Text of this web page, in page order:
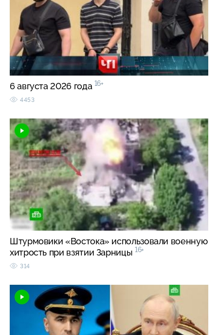
6 августа 2026 года 16+
4453
Штурмовики «Востока» использовали военную
хитрость при взятии Зарницы 16+
314